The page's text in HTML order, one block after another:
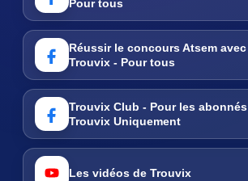
Pour tous
Réussir le concours Atsem avec
Trouvix - Pour tous
Trouvix Club - Pour les abonnés
Trouvix Uniquement
Les vidéos de Trouvix